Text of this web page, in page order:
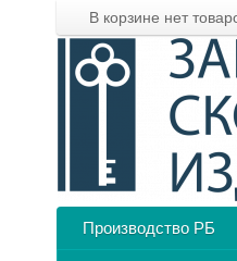
В корзине нет
Производство РБ